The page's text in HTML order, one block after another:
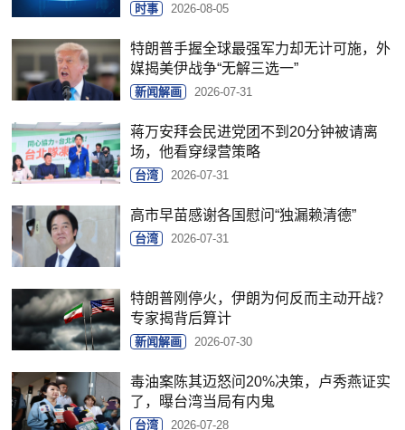
时事 2026-08-05
特朗普手握全球最强军力却无计可施，外
媒揭美伊战争“无解三选一”
新闻解画 2026-07-31
蒋万安拜会民进党团不到20分钟被请离
场，他看穿绿营策略
台湾 2026-07-31
高市早苗感谢各国慰问“独漏赖清德”
台湾 2026-07-31
特朗普刚停火，伊朗为何反而主动开战？
专家揭背后算计
新闻解画 2026-07-30
毒油案陈其迈怒问20%决策，卢秀燕证实
了，曝台湾当局有内鬼
台湾 2026-07-28